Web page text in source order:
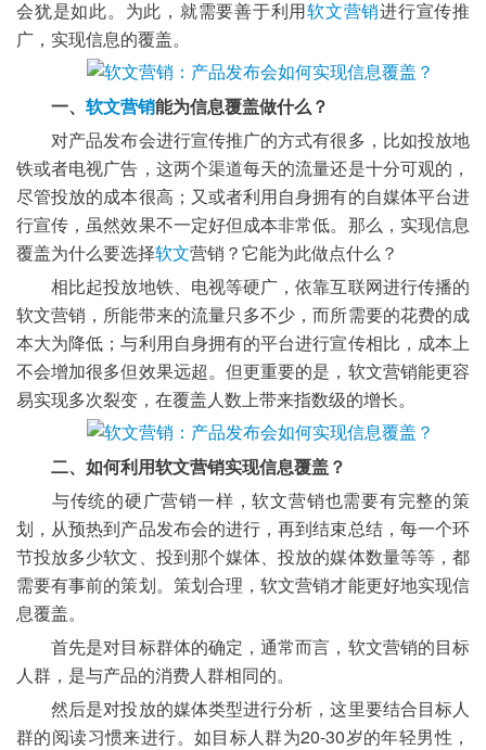
会犹是如此。为此，就需要善于利用 软文营销进行宣传推
广，实现信息的覆盖。
一、 软文营销能为信息覆盖做什么？
对产品发布会进行宣传推广的方式有很多，比如投放地
铁或者电视广告，这两个渠道每天的流量还是十分可观的，
尽管投放的成本很高；又或者利用自身拥有的自媒体平台进
行宣传，虽然效果不一定好但成本非常低。那么，实现信息
覆盖为什么要选择软文营销？它能为此做点什么？
相比起投放地铁、电视等硬广，依靠互联网进行传播的
软文营销，所能带来的流量只多不少，而所需要的花费的成
本大为降低；与利用自身拥有的平台进行宣传相比，成本上
不会增加很多但效果远超。但更重要的是，软文营销能更容
易实现多次裂变，在覆盖人数上带来指数级的增长。
二、如何利用软文营销实现信息覆盖？
与传统的硬广营销一样，软文营销也需要有完整的策
划，从预热到产品发布会的进行，再到结束总结，每一个环
节投放多少软文、投到那个媒体、投放的媒体数量等等，都
需要有事前的策划。策划合理，软文营销才能更好地实现信
息覆盖。
首先是对目标群体的确定，通常而言，软文营销的目标
人群，是与产品的消费人群相同的。
然后是对投放的媒体类型进行分析，这里要结合目标人
群的阅读习惯来进行。如目标人群为20-30岁的年轻男性，